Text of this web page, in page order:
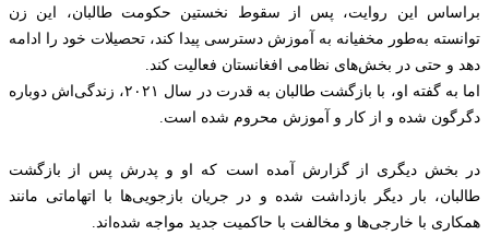
براساس این روایت، پس از سقوط نخستین حکومت طالبان، این زن
توانسته به‌طور مخفیانه به آموزش دسترسی پیدا کند، تحصیلات خود را ادامه
دهد و حتی در بخش‌های نظامی افغانستان فعالیت کند.
اما به گفته او، با بازگشت طالبان به قدرت در سال ۲۰۲۱، زندگی‌اش دوباره
دگرگون شده و از کار و آموزش محروم شده است.
در بخش دیگری از گزارش آمده است که او و پدرش پس از بازگشت
طالبان، بار دیگر بازداشت شده و در جریان بازجویی‌ها با اتهاماتی مانند
همکاری با خارجی‌ها و مخالفت با حاکمیت جدید مواجه شده‌اند.